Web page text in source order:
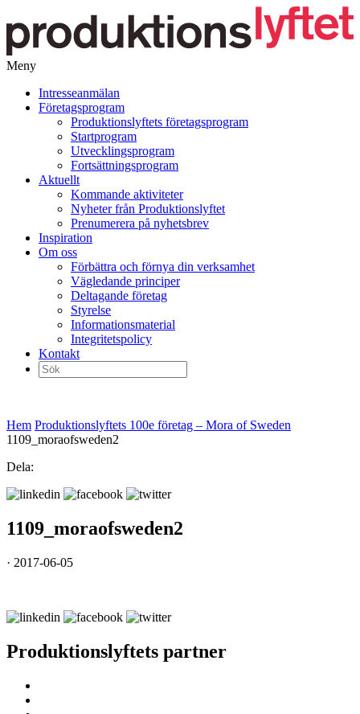
Meny
vidare
Intresseanmälan
Företagsprogram
Produktionslyftets företagsprogram
Startprogram
Utvecklingsprogram
Fortsättningsprogram
Aktuellt
Kommande aktiviteter
Nyheter från Produktionslyftet
Prenumerera på nyhetsbrev
Inspiration
Om oss
Förbättra och förnya din verksamhet
Vägledande principer
Deltagande företag
Styrelse
Informationsmaterial
Integritetspolicy
Kontakt
Sök
efter:
Hem Produktionslyftets 100e företag – Mora of Sweden
1109_moraofsweden2
Dela:
1109_moraofsweden2
· 2017-06-05
Produktionslyftets partner